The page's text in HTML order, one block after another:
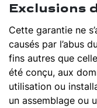
Exclusions
Cette garantie ne
causés par l’abus
fins autres que
été conçu, aux
utilisation ou
un assemblage ou